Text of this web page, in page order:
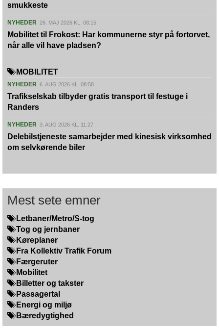
smukkeste
NYHEDER 26. MAJ 2026 KL. 08:15
Mobilitet til Frokost: Har kommunerne styr på fortorvet,
når alle vil have pladsen?
MOBILITET
NYHEDER 6. AUG 2026 KL. 08:58
Trafikselskab tilbyder gratis transport til festuge i
Randers
NYHEDER 3. AUG 2026 KL. 11:27
Delebilstjeneste samarbejder med kinesisk virksomhed
om selvkørende biler
Mest sete emner
Letbaner/Metro/S-tog
Tog og jernbaner
Køreplaner
Fra Kollektiv Trafik Forum
Færgeruter
Mobilitet
Billetter og takster
Passagertal
Energi og miljø
Bæredygtighed